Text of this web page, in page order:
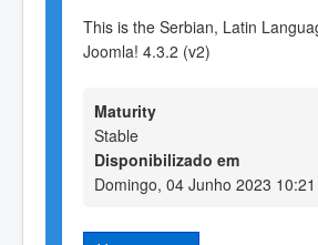
This is the Serbian, Latin
Joomla! 4.3.2 (v2)
Maturity
Stable
Disponibilizado em
Domingo, 04 Junho 2023 10:21